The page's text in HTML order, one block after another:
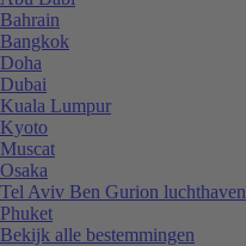
Bahrain
Bangkok
Doha
Dubai
Kuala Lumpur
Kyoto
Muscat
Osaka
Tel Aviv Ben Gurion luchthaven
Phuket
Bekijk alle bestemmingen